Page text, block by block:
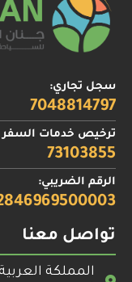
سجل تجاري:
7048814797
ترخيص خدمات السفر
73103855
الرقم الضريبي:
تواصل معنا
المملكة